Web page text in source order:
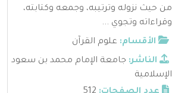
من حيث نزوله وترتيبه، وجمعه وكتابته،
وقراءاته وتجوي ...
الأقسام: علوم القرآن
الناشر: جامعة الإمام محمد بن سعود
الإسلامية